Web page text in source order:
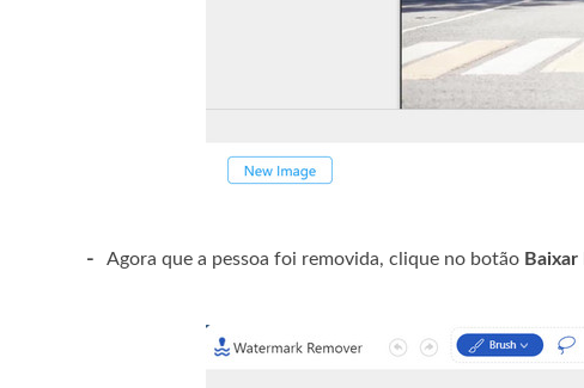
- Agora que a pessoa foi removida, clique no botão Baixar